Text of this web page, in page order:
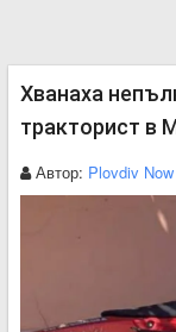
Хванаха
тракторист в
Автор: Plovdiv Now